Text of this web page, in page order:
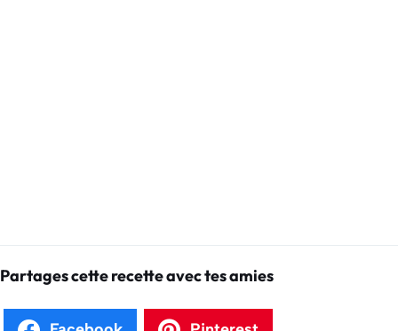
Partages cette recette avec tes amies